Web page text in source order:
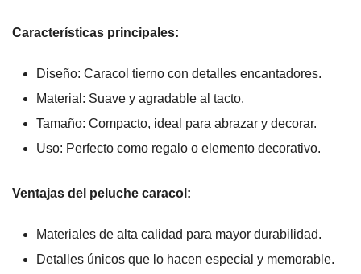
Características principales:
Diseño: Caracol tierno con detalles encantadores.
Material: Suave y agradable al tacto.
Tamaño: Compacto, ideal para abrazar y decorar.
Uso: Perfecto como regalo o elemento decorativo.
Ventajas del peluche caracol:
Materiales de alta calidad para mayor durabilidad.
Detalles únicos que lo hacen especial y memorable.